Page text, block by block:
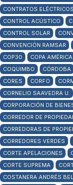
CONTRATOS ELÉCTRICOS
CONTROL ACÚSTICO
CONTROL SOLAR
CONVENCIÓN RAMSAR
COP30
COPA AMÉRICA
COQUIMBO
CÓRDOBA
CORES
CORFO
CORNELIO SAAVEDRA U.
CORPORACIÓN DE
CORREDOR DE
CORREDORAS DE
CORREDORES VERDES
CORTE APELACIONES
CORTE SUPREMA
COSTANERA ANDRÉS